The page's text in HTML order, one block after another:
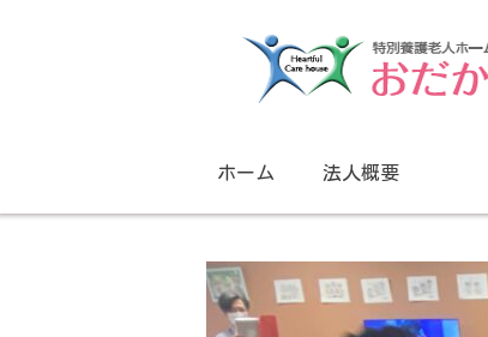
ホーム 法人概要